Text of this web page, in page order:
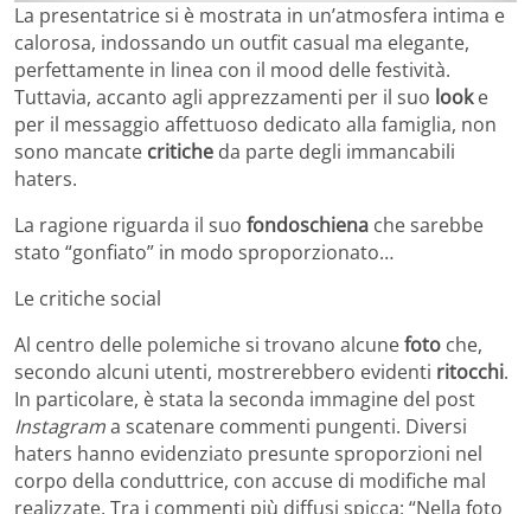
La presentatrice si è mostrata in un’atmosfera intima e
calorosa, indossando un outfit casual ma elegante,
perfettamente in linea con il mood delle festività.
Tuttavia, accanto agli apprezzamenti per il suo looke
per il messaggio affettuoso dedicato alla famiglia, non
sono mancate critiche da parte degli immancabili
haters.
La ragione riguarda il suo fondoschiena che sarebbe
stato “gonfiato” in modo sproporzionato…
Le critiche social
Al centro delle polemiche si trovano alcunefoto che,
secondo alcuni utenti, mostrerebbero evidenti ritocchi.
In particolare, è stata la seconda immagine del post
Instagrama scatenare commenti pungenti. Diversi
haters hanno evidenziato presunte sproporzioni nel
corpo della conduttrice, con accuse di modifiche mal
realizzate. Tra i commenti più diffusi spicca: “Nella foto